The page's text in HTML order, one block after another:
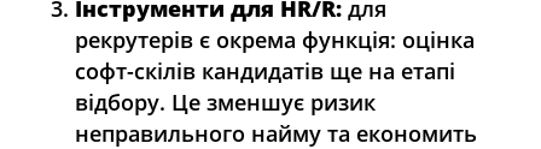
Інструменти для HR/R: для
рекрутерів є окрема функція: оцінка
софт-скілів кандидатів ще на етапі
відбору. Це зменшує ризик
неправильного найму та економить